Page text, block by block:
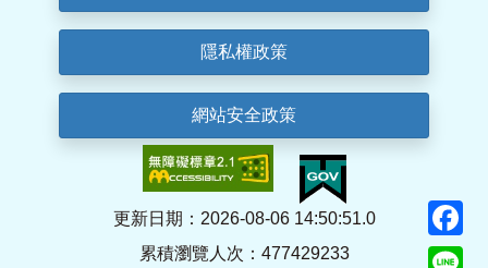
隱私權政策
網站安全政策
更新日期：2026-08-06 14:50:51.0
累積瀏覽人次：477429233